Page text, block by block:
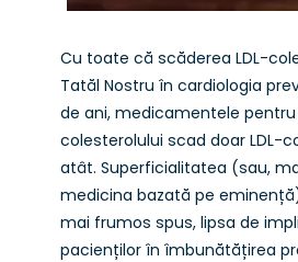
Cu toate că scăderea LDL-
Tatăl Nostru în cardiologia
de ani, medicamentele pentru
colesterolului scad doar LDL-
atât. Superficialitatea (sau,
medicina bazată pe
mai frumos spus, lipsa de
pacienților în îmbunătățirea